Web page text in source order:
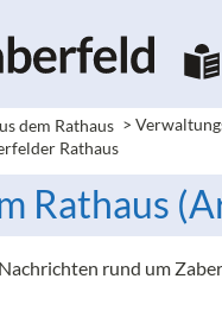
dem Rathaus >
Rathaus
Rathaus
rund um